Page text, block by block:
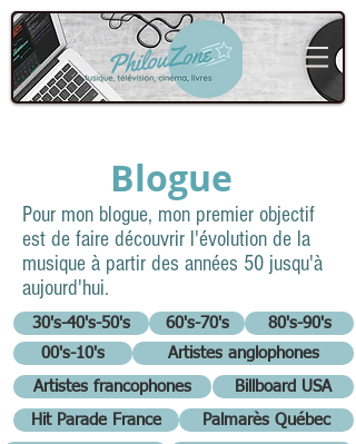
Blogue
30's-40's-50's 60's-70's 80's-90's
Pour mon blogue, mon premier objectif
est de faire découvrir l'évolution de la
musique à partir des années 50 jusqu'à
aujourd'hui.
00's-10's
Artistes anglophones
Artistes francophones
Billboard USA
Hit Parade France
Palmarès Québec